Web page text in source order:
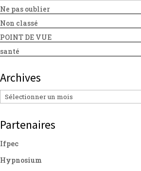
Ne pas oublier
Non classé
POINT DE VUE
santé
Archives
Archives
Partenaires
Ifpec
Hypnosium